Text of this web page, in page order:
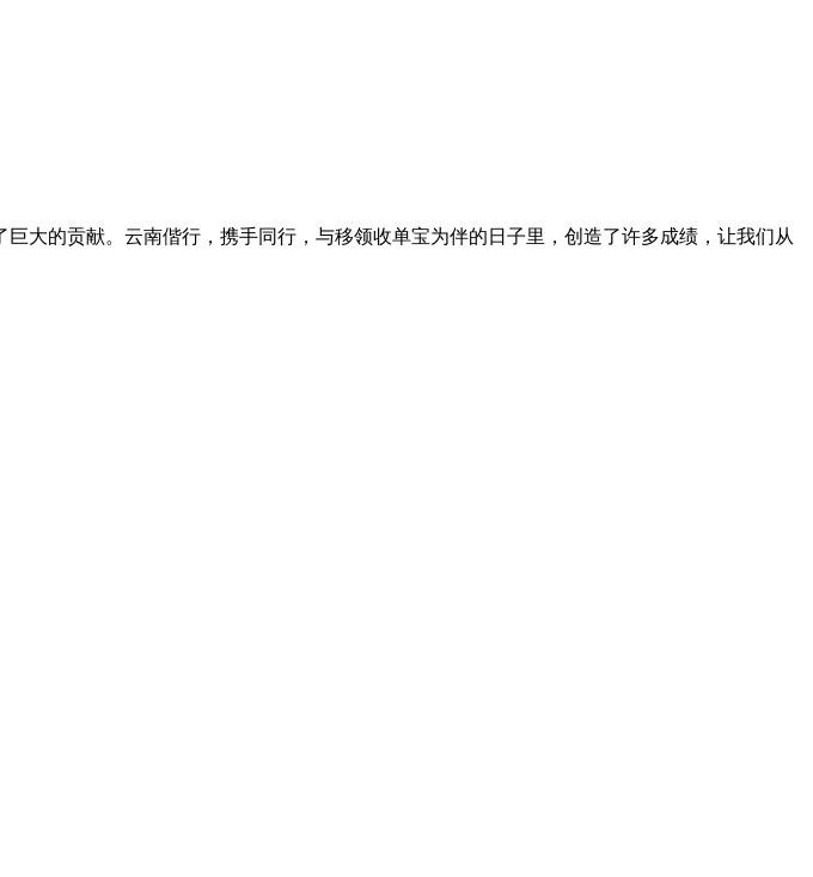
大的贡献。云南偕行，携手同行，与移领收单宝为伴的日子里，创造了许多成绩，让我们从